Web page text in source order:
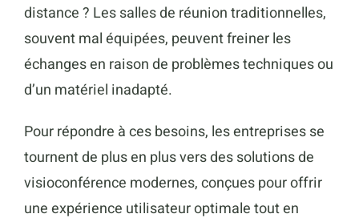
distance ? Les salles de réunion traditionnelles,
souvent mal équipées, peuvent freiner les
échanges en raison de problèmes techniques ou
d’un matériel inadapté.
Pour répondre à ces besoins, les entreprises se
tournent de plus en plus vers des solutions de
visioconférence modernes, conçues pour offrir
une expérience utilisateur optimale tout en